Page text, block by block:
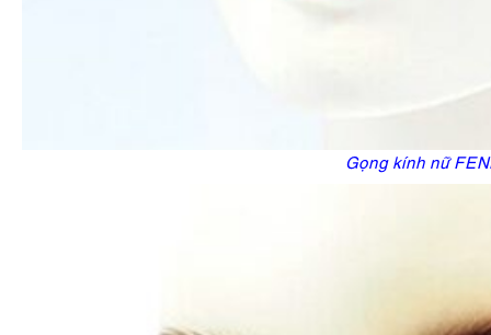
Gọng kính nữ